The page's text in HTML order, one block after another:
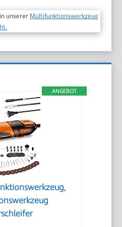
unserer Multifunktionswerkzeug
ANGEBOT